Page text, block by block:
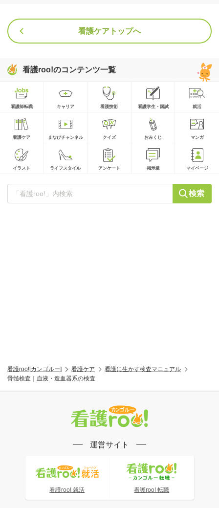
看護ケアトップへ
看護roo!のコンテンツ一覧
看護師転職 キャリア 看護技術 看護学生・国試 就活
看護ケア まなびチャンネル クイズ おみくじ マンガ
イラスト ライフスタイル アンケート 掲示板 マイページ
検索
看護roo![カンゴルー] 看護ケア
看護に生かす検査マニュアル
骨髄検査｜血液・造血器系の検査
運営サイト
看護roo! 就活 看護roo! 転職